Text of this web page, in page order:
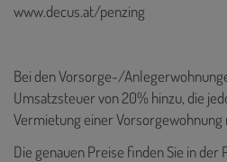
www.decus.at/penzing
Bei den Vorsorge-/
Umsatzsteuer von 20% hinzu, die
Vermietung einer
Die genauen Preise finden Sie in